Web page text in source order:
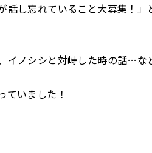
話し忘れていること大募集！」
イノシシと対峙した時の話…な
ていました！